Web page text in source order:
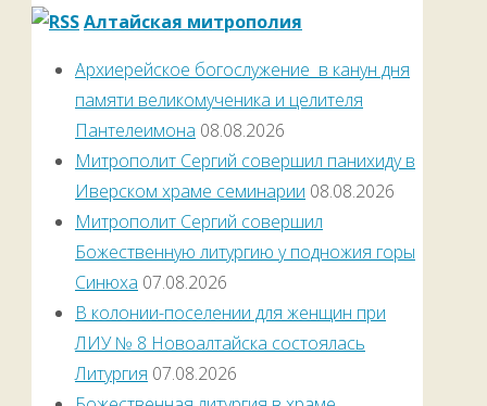
Алтайская митрополия
Архиерейское богослужение в канун дня
памяти великомученика и целителя
Пантелеимона 08.08.2026
Митрополит Сергий совершил панихиду в
Иверском храме семинарии 08.08.2026
Митрополит Сергий совершил
Божественную литургию у подножия горы
Синюха 07.08.2026
В колонии-поселении для женщин при
ЛИУ № 8 Новоалтайска состоялась
Литургия 07.08.2026